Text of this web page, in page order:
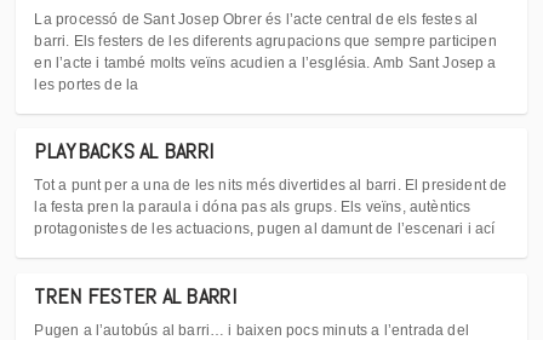
La processó de Sant Josep Obrer és l’acte central de els festes al
barri. Els festers de les diferents agrupacions que sempre participen
en l’acte i també molts veïns acudien a l’església. Amb Sant Josep a
les portes de la
PLAYBACKS AL BARRI
Tot a punt per a una de les nits més divertides al barri. El president de
la festa pren la paraula i dóna pas als grups. Els veïns, autèntics
protagonistes de les actuacions, pugen al damunt de l’escenari i ací
TREN FESTER AL BARRI
Pugen a l’autobús al barri… i baixen pocs minuts a l’entrada del